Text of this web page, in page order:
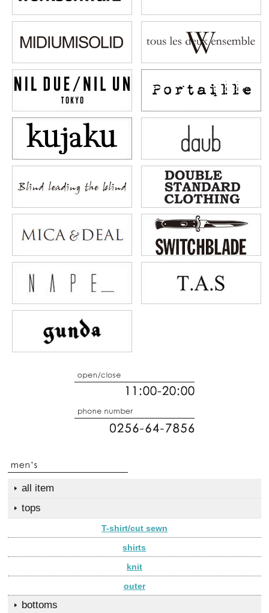
all item
tops
T-shirt/cut sewn
shirts
knit
outer
bottoms